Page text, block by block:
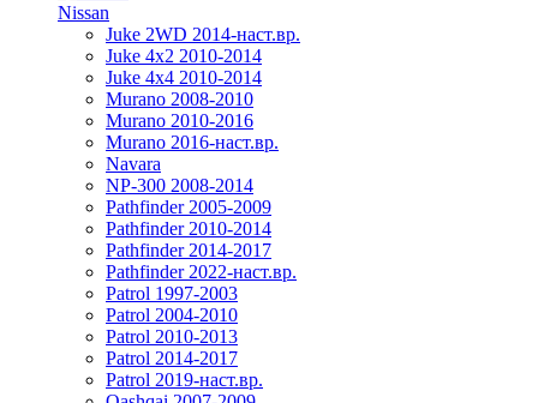
Nissan
Juke 2WD 2014-наст.вр.
Juke 4x2 2010-2014
Juke 4x4 2010-2014
Murano 2008-2010
Murano 2010-2016
Murano 2016-наст.вр.
Navara
NP-300 2008-2014
Pathfinder 2005-2009
Pathfinder 2010-2014
Pathfinder 2014-2017
Pathfinder 2022-наст.вр.
Patrol 1997-2003
Patrol 2004-2010
Patrol 2010-2013
Patrol 2014-2017
Patrol 2019-наст.вр.